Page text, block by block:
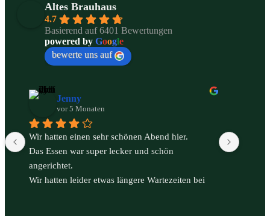
Altes Brauhaus
4.7
Basierend auf 6401 Bewertungen
powered by Google
bewerte uns auf
Jenny
vor 5 Monaten
Wir hatten einen sehr schönen Abend hier.
Das Essen war super lecker und schön
angerichtet.
Wir hatten leider etwas längere Wartezeiten bei